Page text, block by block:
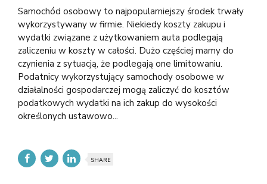
Samochód osobowy to najpopularniejszy środek trwały
wykorzystywany w firmie. Niekiedy koszty zakupu i
wydatki związane z użytkowaniem auta podlegają
zaliczeniu w koszty w całości. Dużo częściej mamy do
czynienia z sytuacją, że podlegają one limitowaniu.
Podatnicy wykorzystujący samochody osobowe w
działalności gospodarczej mogą zaliczyć do kosztów
podatkowych wydatki na ich zakup do wysokości
określonych ustawowo...
SHARE